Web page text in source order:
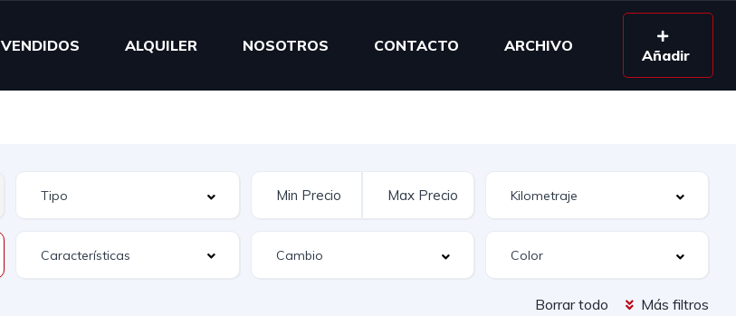
VENDIDOS ALQUILER NOSOTROS CONTACTO ARCHIVO
Añadir
Características
Borrar todo Más filtros